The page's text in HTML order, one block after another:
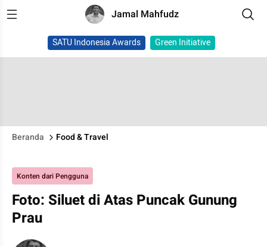
Jamal Mahfudz
SATU Indonesia Awards Green Initiative
Beranda Food & Travel
Konten dari Pengguna
Foto: Siluet di Atas Puncak Gunung
Prau